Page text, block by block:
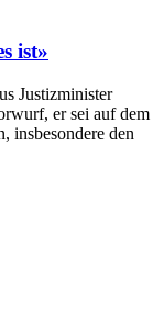
ist»
Justizminister
er sei auf dem
insbesondere den